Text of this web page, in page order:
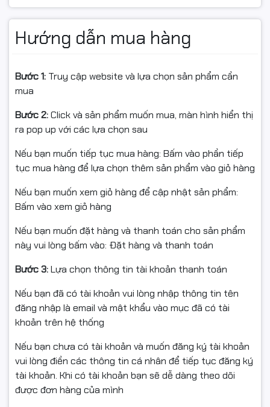
phát…
Bảo hành: 12 tháng chính hiệu
Kết nối máy tính ↔ TV/máy chiếu để trình chiếu slide,
video, phim 4K.
Dùng cho phòng họp, giảng dạy, hội nghị, sự kiện,
karaoke.
Game/stream lên màn hình lớn sắc nét.
và cổng HDMI. Với đường dài 10m, nên cắm trực tiếp
hoặc dùng repeater/booster khi hệ thống có nhiều nối
ghép.
🧾 Cam kết từ Shop
Hàng chính hiệu VEGGIEG – Mới 100% – Full VAT
Hướng dẫn mua hàng
Bước 1: Truy cập website và lựa chọn sản phẩm cần
mua
Bước 2:Click và sản phẩm muốn mua, màn hình hiển thị
ra pop up với các lựa chọn sau
Nếu bạn muốn tiếp tục mua hàng: Bấm vào phần tiếp
tục mua hàng để lựa chọn thêm sản phẩm vào giỏ hàng
Nếu bạn muốn xem giỏ hàng để cập nhật sản phẩm:
Bấm vào xem giỏ hàng
Nếu bạn muốn đặt hàng và thanh toán cho sản phẩm
này vui lòng bấm vào: Đặt hàng và thanh toán
Bước 3:Lựa chọn thông tin tài khoản thanh toán
Nếu bạn đã có tài khoản vui lòng nhập thông tin tên
đăng nhập là email và mật khẩu vào mục đã có tài
khoản trên hệ thống
Nếu bạn chưa có tài khoản và muốn đăng ký tài khoản
vui lòng điền các thông tin cá nhân để tiếp tục đăng ký
tài khoản. Khi có tài khoản bạn sẽ dễ dàng theo dõi
được đơn hàng của mình